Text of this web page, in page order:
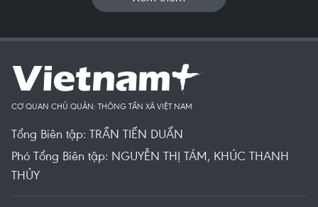
CƠ QUAN CHỦ QUẢN: THÔNG TẤN XÃ VIỆT NAM
Tổng Biên tập: TRẦN TIẾN DUẨN
Phó Tổng Biên tập: NGUYỄN THỊ TÁM, KHÚC THANH
THỦY